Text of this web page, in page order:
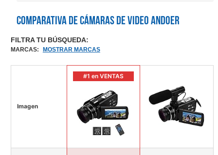
Comparativa de Cámaras de video Andoer
FILTRA TU BÚSQUEDA:
MARCAS: MOSTRAR MARCAS
Imagen
#1 en VENTAS